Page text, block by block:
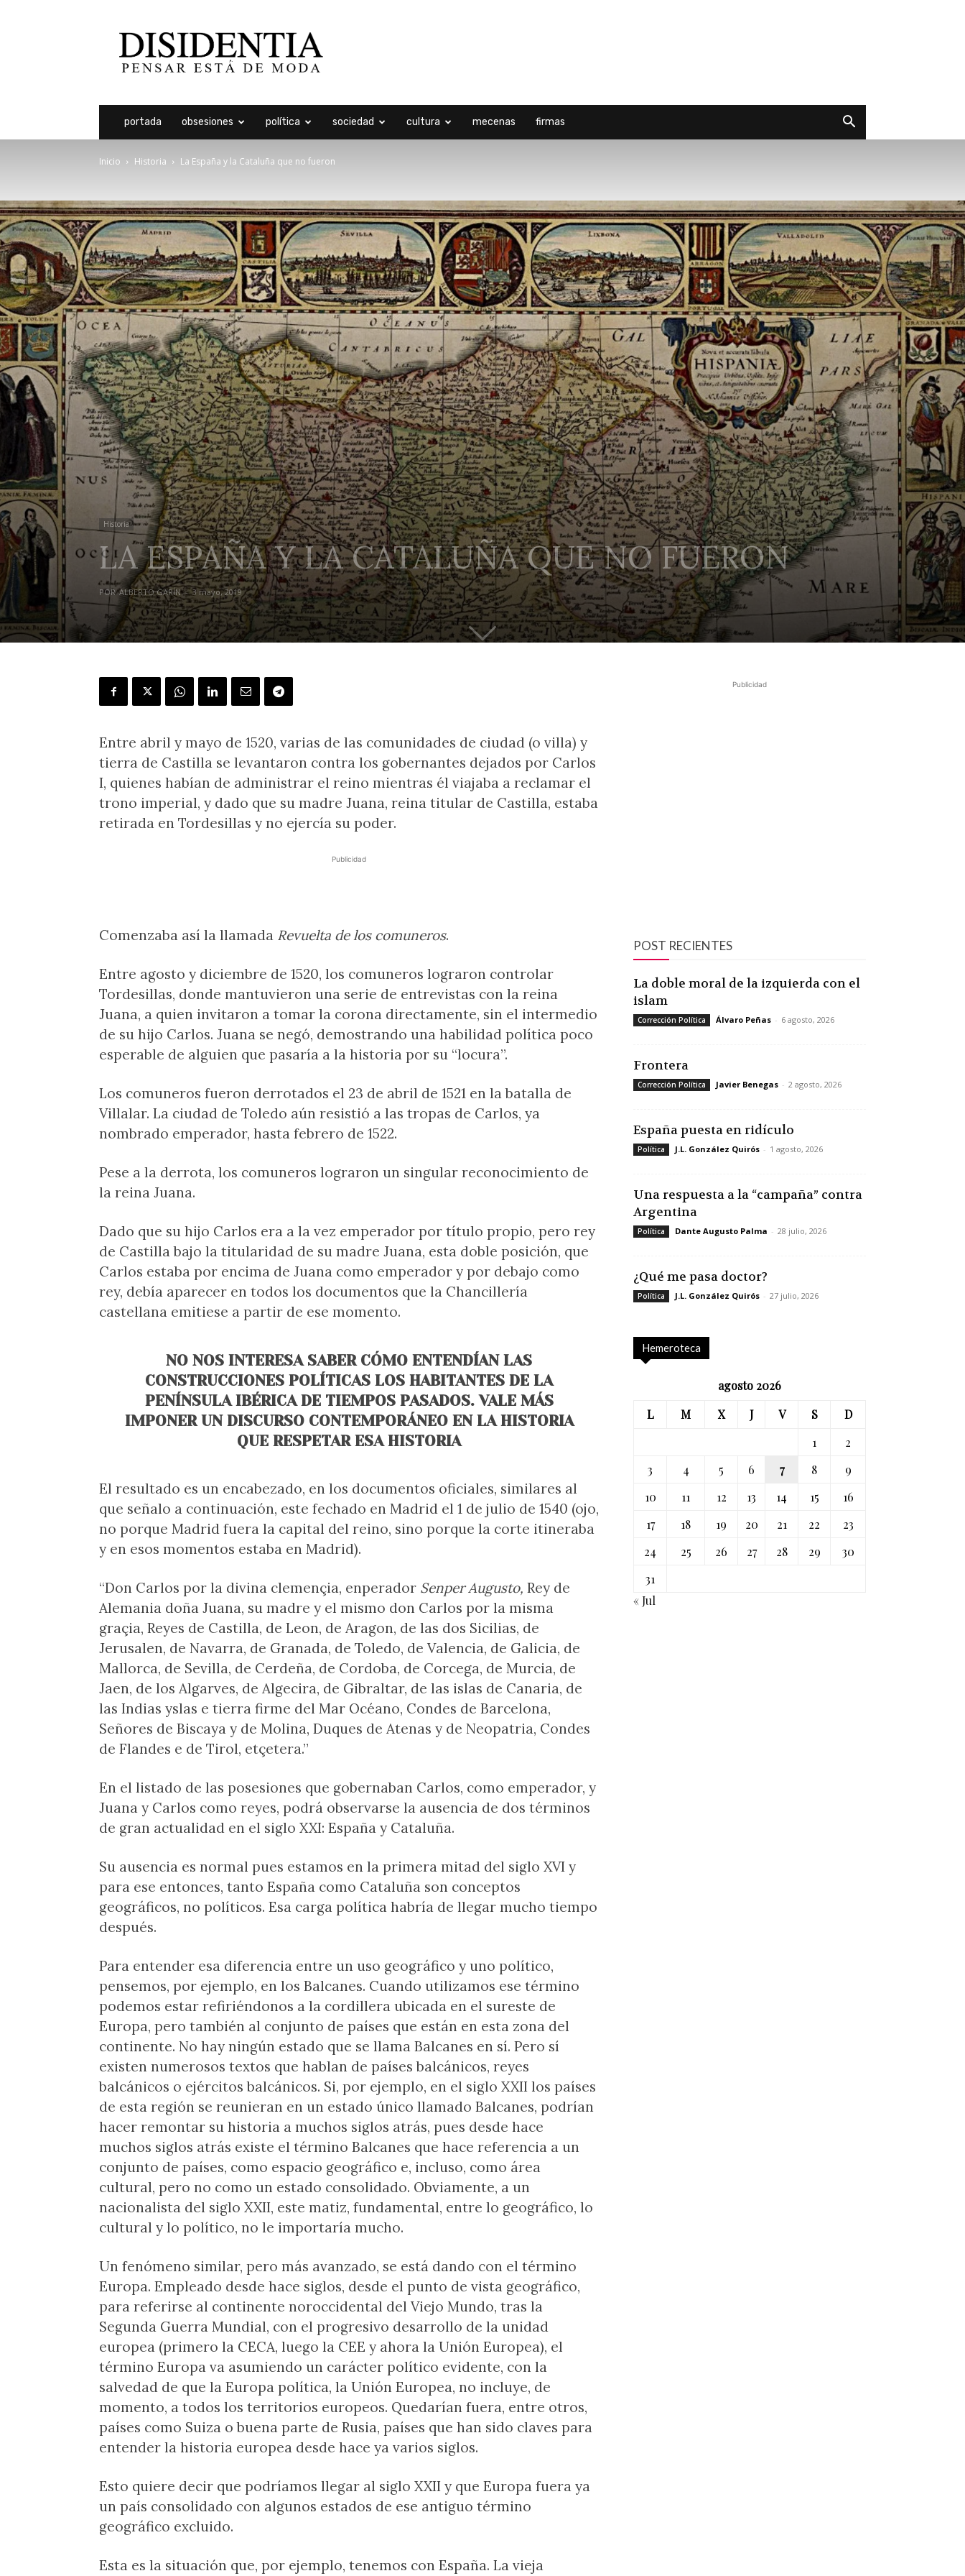
portada obsesiones política sociedad cultura mecenas firmas
Inicio Historia La España y la Cataluña que no fueron
Historia
LA ESPAÑA Y LA CATALUÑA QUE NO FUERON
POR ALBERTO GARÍN - 3 mayo, 2019
Entre abril y mayo de 1520, varias de las comunidades de ciudad (o villa) y
tierra de Castilla se levantaron contra los gobernantes dejados por Carlos
I, quienes habían de administrar el reino mientras él viajaba a reclamar el
trono imperial, y dado que su madre Juana, reina titular de Castilla, estaba
retirada en Tordesillas y no ejercía su poder.
Publicidad
Comenzaba así la llamada Revuelta de los comuneros.
Entre agosto y diciembre de 1520, los comuneros lograron controlar
Tordesillas, donde mantuvieron una serie de entrevistas con la reina
Juana, a quien invitaron a tomar la corona directamente, sin el intermedio
de su hijo Carlos. Juana se negó, demostrando una habilidad política poco
esperable de alguien que pasaría a la historia por su “locura”.
Los comuneros fueron derrotados el 23 de abril de 1521 en la batalla de
Villalar. La ciudad de Toledo aún resistió a las tropas de Carlos, ya
nombrado emperador, hasta febrero de 1522.
Pese a la derrota, los comuneros lograron un singular reconocimiento de
la reina Juana.
Dado que su hijo Carlos era a la vez emperador por título propio, pero rey
de Castilla bajo la titularidad de su madre Juana, esta doble posición, que
Carlos estaba por encima de Juana como emperador y por debajo como
rey, debía aparecer en todos los documentos que la Chancillería
castellana emitiese a partir de ese momento.
NO NOS INTERESA SABER CÓMO ENTENDÍAN LAS
CONSTRUCCIONES POLÍTICAS LOS HABITANTES DE LA
PENÍNSULA IBÉRICA DE TIEMPOS PASADOS. VALE MÁS
IMPONER UN DISCURSO CONTEMPORÁNEO EN LA HISTORIA
QUE RESPETAR ESA HISTORIA
El resultado es un encabezado, en los documentos oficiales, similares al
que señalo a continuación, este fechado en Madrid el 1 de julio de 1540 (ojo,
no porque Madrid fuera la capital del reino, sino porque la corte itineraba
y en esos momentos estaba en Madrid).
“Don Carlos por la divina clemençia, enperador Senper Augusto, Rey de
Alemania doña Juana, su madre y el mismo don Carlos por la misma
graçia, Reyes de Castilla, de Leon, de Aragon, de las dos Sicilias, de
Jerusalen, de Navarra, de Granada, de Toledo, de Valencia, de Galicia, de
Mallorca, de Sevilla, de Cerdeña, de Cordoba, de Corcega, de Murcia, de
Jaen, de los Algarves, de Algecira, de Gibraltar, de las islas de Canaria, de
las Indias yslas e tierra firme del Mar Océano, Condes de Barcelona,
Señores de Biscaya y de Molina, Duques de Atenas y de Neopatria, Condes
de Flandes e de Tirol, etçetera.”
En el listado de las posesiones que gobernaban Carlos, como emperador, y
Juana y Carlos como reyes, podrá observarse la ausencia de dos términos
de gran actualidad en el siglo XXI: España y Cataluña.
Su ausencia es normal pues estamos en la primera mitad del siglo XVI y
para ese entonces, tanto España como Cataluña son conceptos
geográficos, no políticos. Esa carga política habría de llegar mucho tiempo
después.
Para entender esa diferencia entre un uso geográfico y uno político,
pensemos, por ejemplo, en los Balcanes. Cuando utilizamos ese término
podemos estar refiriéndonos a la cordillera ubicada en el sureste de
Europa, pero también al conjunto de países que están en esta zona del
continente. No hay ningún estado que se llama Balcanes en sí. Pero sí
existen numerosos textos que hablan de países balcánicos, reyes
balcánicos o ejércitos balcánicos. Si, por ejemplo, en el siglo XXII los países
de esta región se reunieran en un estado único llamado Balcanes, podrían
hacer remontar su historia a muchos siglos atrás, pues desde hace
muchos siglos atrás existe el término Balcanes que hace referencia a un
conjunto de países, como espacio geográfico e, incluso, como área
cultural, pero no como un estado consolidado. Obviamente, a un
nacionalista del siglo XXII, este matiz, fundamental, entre lo geográfico, lo
cultural y lo político, no le importaría mucho.
Un fenómeno similar, pero más avanzado, se está dando con el término
Europa. Empleado desde hace siglos, desde el punto de vista geográfico,
para referirse al continente noroccidental del Viejo Mundo, tras la
Segunda Guerra Mundial, con el progresivo desarrollo de la unidad
europea (primero la CECA, luego la CEE y ahora la Unión Europea), el
término Europa va asumiendo un carácter político evidente, con la
salvedad de que la Europa política, la Unión Europea, no incluye, de
momento, a todos los territorios europeos. Quedarían fuera, entre otros,
países como Suiza o buena parte de Rusia, países que han sido claves para
entender la historia europea desde hace ya varios siglos.
Esto quiere decir que podríamos llegar al siglo XXII y que Europa fuera ya
un país consolidado con algunos estados de ese antiguo término
geográfico excluido.
Esta es la situación que, por ejemplo, tenemos con España. La vieja
Publicidad
POST RECIENTES
La doble moral de la izquierda con el
islam
Corrección Política Álvaro Peñas - 6 agosto, 2026
Frontera
Corrección Política Javier Benegas - 2 agosto, 2026
España puesta en ridículo
Política J.L. González Quirós - 1 agosto, 2026
Una respuesta a la “campaña” contra
Argentina
Política Dante Augusto Palma - 28 julio, 2026
¿Qué me pasa doctor?
Política J.L. González Quirós - 27 julio, 2026
Hemeroteca
agosto 2026
L
M X J V S
D
1
2
3
4 5 6 7 8
9
10
11 12 13 14 15
16
17
18 19 20 21 22
23
24
25 26 27 28 29
30
31
« Jul